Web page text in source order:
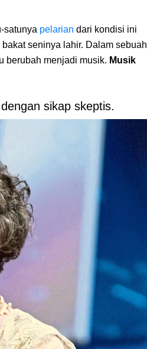
satunya pelarian dari kondisi ini
seninya lahir. Dalam sebuah
berubah menjadi musik. Musik
sikap skeptis.